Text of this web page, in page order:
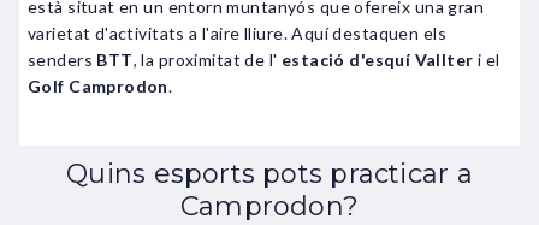
està situat en un entorn muntanyós que ofereix una gran
varietat d'activitats a l'aire lliure. Aquí destaquen els
senders BTT, la proximitat de l' estació d'esquí Vallter i el
Golf Camprodon.
Quins esports pots practicar a
Camprodon?